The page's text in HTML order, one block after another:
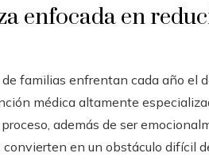
enfocada en
familias enfrentan cada año el
médica altamente
además de ser
convierten en un obstáculo difícil